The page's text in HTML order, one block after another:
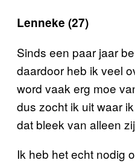
Lenneke (27)
Sinds een paar jaar
daardoor heb ik veel
word vaak erg moe
dus zocht ik uit waar
dat bleek van alleen
Ik heb het echt nodig